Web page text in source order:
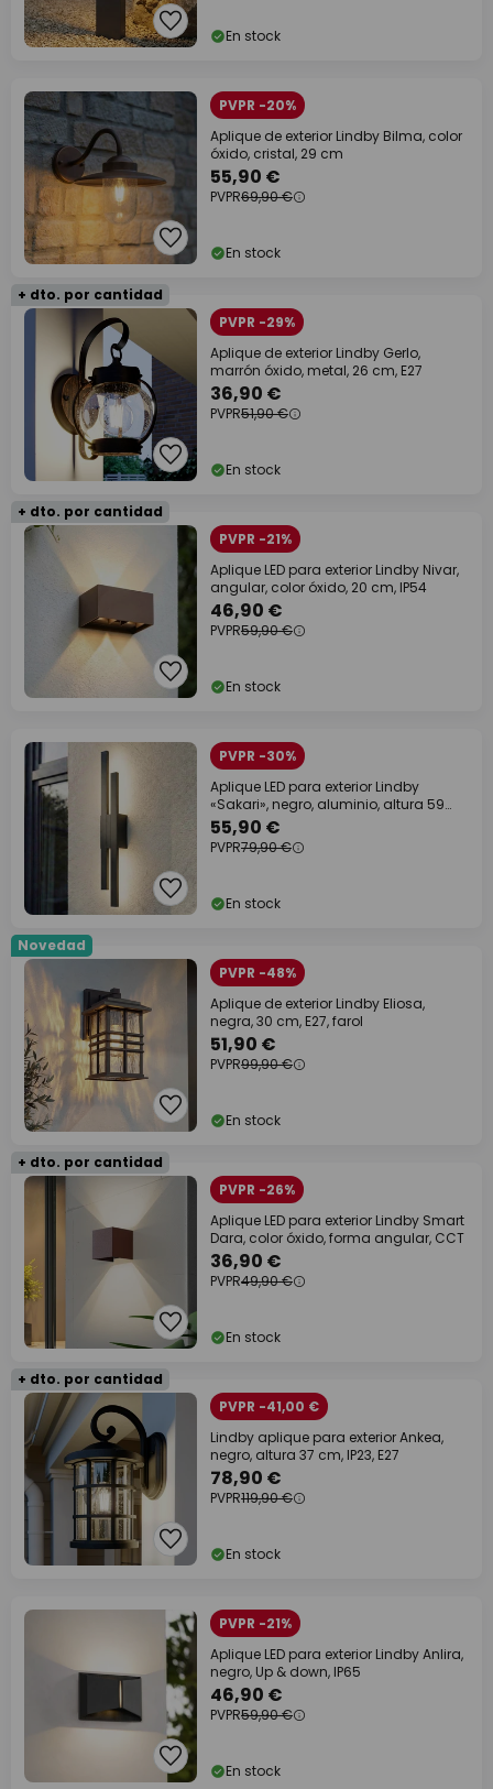
En stock
PVPR -20%
Aplique de exterior Lindby Bilma, color
óxido, cristal, 29 cm
55,90 €
PVPR69,90 €
En stock
+ dto. por cantidad
PVPR -29%
Aplique de exterior Lindby Gerlo,
marrón óxido, metal, 26 cm, E27
36,90 €
PVPR51,90 €
En stock
+ dto. por cantidad
PVPR -21%
Aplique LED para exterior Lindby Nivar,
angular, color óxido, 20 cm, IP54
46,90 €
PVPR59,90 €
En stock
PVPR -30%
Aplique LED para exterior Lindby
«Sakari», negro, aluminio, altura 59
cm
55,90 €
PVPR79,90 €
En stock
Novedad
PVPR -48%
Aplique de exterior Lindby Eliosa,
negra, 30 cm, E27, farol
51,90 €
PVPR99,90 €
En stock
+ dto. por cantidad
PVPR -26%
Aplique LED para exterior Lindby Smart
Dara, color óxido, forma angular, CCT
36,90 €
PVPR49,90 €
En stock
+ dto. por cantidad
PVPR -41,00 €
Lindby aplique para exterior Ankea,
negro, altura 37 cm, IP23, E27
78,90 €
PVPR119,90 €
En stock
PVPR -21%
Aplique LED para exterior Lindby Anlira,
negro, Up & down, IP65
46,90 €
PVPR59,90 €
En stock